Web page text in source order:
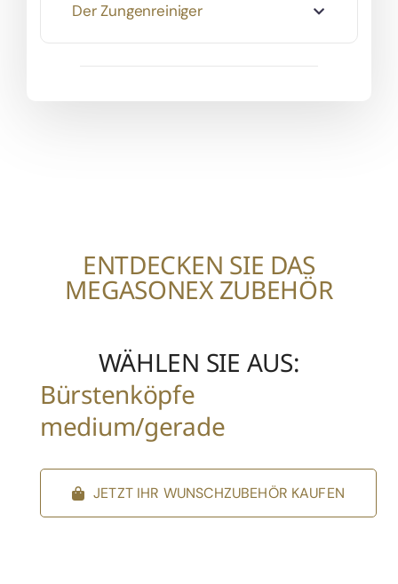
Der Zungenreiniger
ENTDECKEN SIE DAS
MEGASONEX ZUBEHÖR
WÄHLEN SIE AUS:
Bürstenköpfe
medium/gerade
JETZT IHR WUNSCHZUBEHÖR KAUFEN